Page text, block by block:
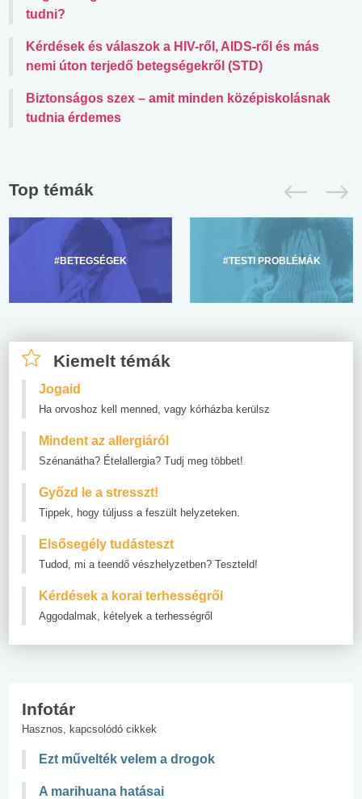
tudni?
Kérdések és válaszok a HIV-ről, AIDS-ről és más
nemi úton terjedő betegségekről (STD)
Biztonságos szex – amit minden középiskolásnak
tudnia érdemes
Top témák
#BETEGSÉGEK #TESTI PROBLÉMÁK
Kiemelt témák
Jogaid
Ha orvoshoz kell menned, vagy kórházba kerülsz
Mindent az allergiáról
Szénanátha? Ételallergia? Tudj meg többet!
Győzd le a stresszt!
Tippek, hogy túljuss a feszült helyzeteken.
Elsősegély tudásteszt
Tudod, mi a teendő vészhelyzetben? Teszteld!
Kérdések a korai terhességről
Aggodalmak, kételyek a terhességről
Infotár
Hasznos, kapcsolódó cikkek
Ezt művelték velem a drogok
A marihuana hatásai